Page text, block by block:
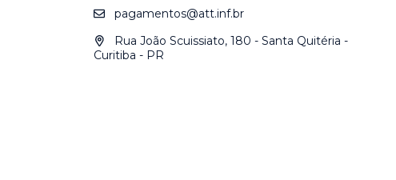
pagamentos@att.inf.br
Rua João Scuissiato, 180 - Santa Quitéria -
Curitiba - PR